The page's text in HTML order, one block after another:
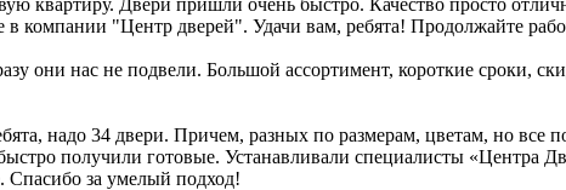
компании "Центр дверей". Удачи вам, ребята! Продолжайте
они нас не подвели. Большой ассортимент, короткие сроки,
надо 34 двери. Причем, разных по размерам, цветам, но все
получили готовые. Устанавливали специалисты «Центра
Спасибо за умелый подход!